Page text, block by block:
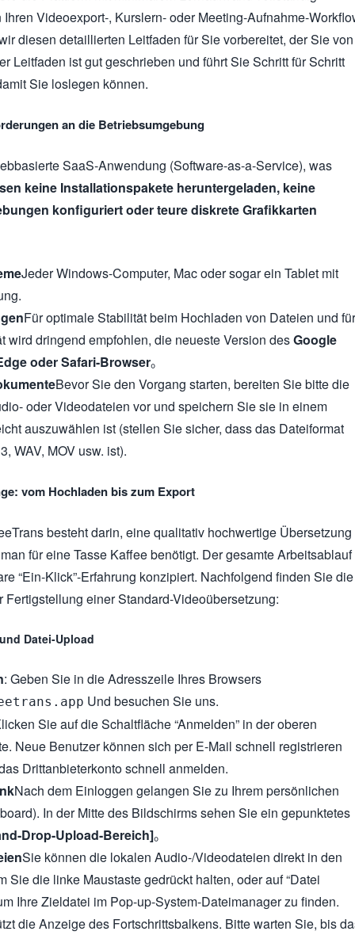
Videoexport-, Kurslern- oder Meeting-Aufnahme-
diesen detaillierten Leitfaden für Sie vorbereitet, der Sie von
Leitfaden ist gut geschrieben und führt Sie Schritt für Schritt
Sie loslegen können.
an die Betriebsumgebung
SaaS-Anwendung (Software-as-a-Service), was
keine Installationspakete heruntergeladen, keine
konfiguriert oder teure diskrete Grafikkarten
Jeder Windows-Computer, Mac oder sogar ein Tablet mit
Für optimale Stabilität beim Hochladen von Dateien und für
wird dringend empfohlen, die neueste Version desGoogle
oder Safari-Browser。
Bevor Sie den Vorgang starten, bereiten Sie bitte die
oder Videodateien vor und speichern Sie sie in einem
auszuwählen ist (stellen Sie sicher, dass das Dateiformat
WAV, MOV usw. ist).
vom Hochladen bis zum Export
besteht darin, eine qualitativ hochwertige Übersetzung
für eine Tasse Kaffee benötigt. Der gesamte Arbeitsablauf
“Ein-Klick”-Erfahrung konzipiert. Nachfolgend finden Sie die
einer Standard-Videoübersetzung:
Datei-Upload
: Geben Sie in die Adresszeile Ihres Browsers
Und besuchen Sie uns.
Sie auf die Schaltfläche “Anmelden” in der oberen
Neue Benutzer können sich per E-Mail schnell registrieren
Drittanbieterkonto schnell anmelden.
Nach dem Einloggen gelangen Sie zu Ihrem persönlichen
In der Mitte des Bildschirms sehen Sie ein gepunktetes
Drop-Upload-Bereich]。
Sie können die lokalen Audio-/Videodateien direkt in den
Sie die linke Maustaste gedrückt halten, oder auf “Datei
Ihre Zieldatei im Pop-up-System-Dateimanager zu finden.
die Anzeige des Fortschrittsbalkens. Bitte warten Sie, bis